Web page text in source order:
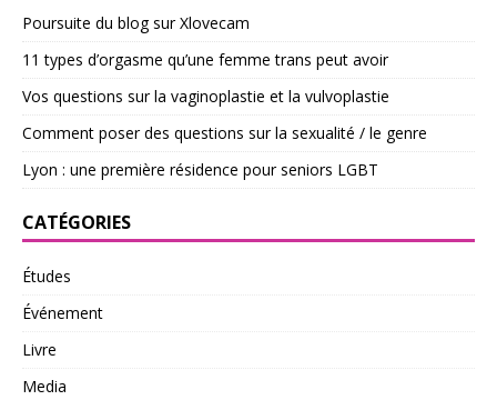
Poursuite du blog sur Xlovecam
11 types d’orgasme qu’une femme trans peut avoir
Vos questions sur la vaginoplastie et la vulvoplastie
Comment poser des questions sur la sexualité / le genre
Lyon : une première résidence pour seniors LGBT
CATÉGORIES
Études
Événement
Livre
Media